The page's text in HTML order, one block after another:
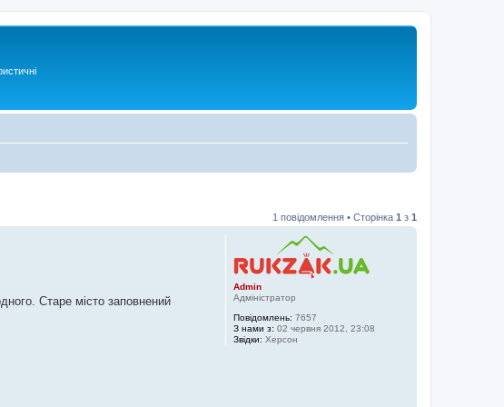
1 повідомлення • Сторінка 1 з 1
Admin
Адміністратор
Повідомлень: 7657
З нами з: 02 червня 2012, 23:08
Звідки: Херсон
Старе місто заповнений